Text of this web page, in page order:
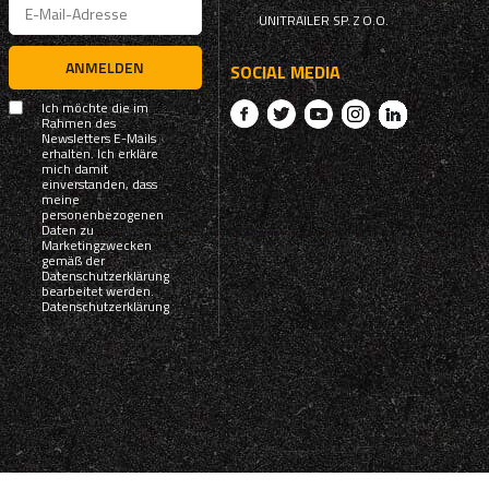
ANMELDEN
Ich möchte die im
Rahmen des
Newsletters E-Mails
erhalten. Ich erkläre
mich damit
einverstanden, dass
meine
personenbezogenen
Daten zu
Marketingzwecken
gemäß der
Datenschutzerklärung
bearbeitet werden.
Datenschutzerklärung
UNITRAILER SP. Z O.O.
SOCIAL MEDIA